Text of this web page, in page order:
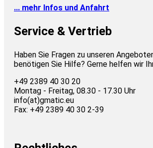
... mehr Infos und Anfahrt
Service & Vertrieb
Haben Sie Fragen zu unseren
benötigen Sie Hilfe? Gerne helfen wir
+49 2389 40 30 20
Montag - Freitag, 08.30 - 17.30 Uhr
info(at)gmatic.eu
Fax: +49 2389 40 30 2-39